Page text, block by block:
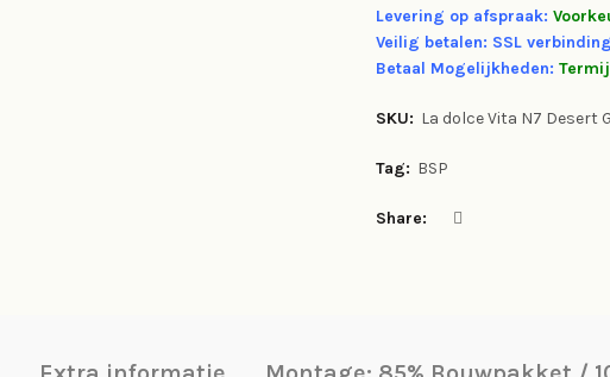
Levering op afspraak:
Veilig betalen: SSL
Betaal Mogelijkheden:
SKU: La dolce Vita N7 Desert
Tag: BSP
Share